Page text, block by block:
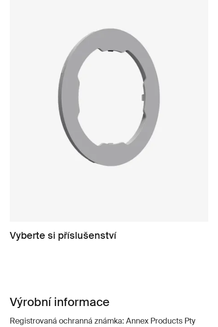
Vyberte si příslušenství
Výrobní informace
Registrovaná ochranná známka: Annex Products Pty